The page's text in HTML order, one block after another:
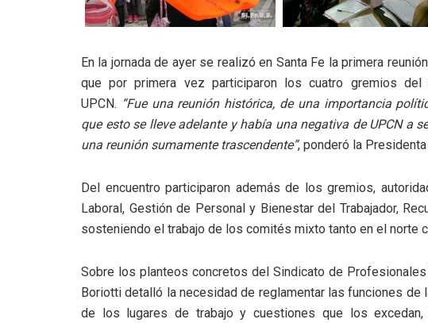
En la jornada de ayer se realizó en Santa Fe la primera
que por primera vez participaron los cuatro gremios del
UPCN. “Fue una reunión histórica, de una importancia
que esto se lleve adelante y había una negativa de UPCN a
una reunión sumamente trascendente”, ponderó la
Del encuentro participaron además de los gremios,
Laboral, Gestión de Personal y Bienestar del Trabajador,
sosteniendo el trabajo de los comités mixto tanto en el norte
Sobre los planteos concretos del Sindicato de
Boriotti detalló la necesidad de reglamentar las funciones
de los lugares de trabajo y cuestiones que los